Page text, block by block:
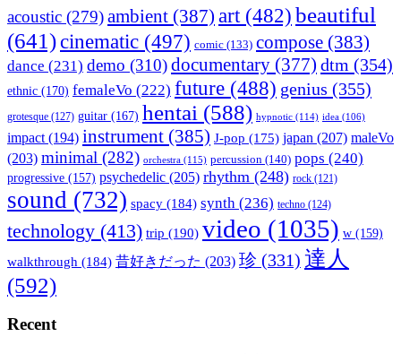
acoustic (279)ambient (387) art (482) beautiful
(641)cinematic (497) comic (133) compose (383)
dance (231) demo (310)documentary (377) dtm (354)
ethnic (170) femaleVo (222) future (488) genius (355)
grotesque (127) guitar (167) hentai (588) hypnotic (114) idea (106)
impact (194) instrument (385) J-pop (175) japan (207) maleVo
(203) minimal (282) orchestra (115) percussion (140) pops (240)
progressive (157) psychedelic (205) rhythm (248) rock (121)
sound (732) spacy (184) synth (236) techno (124)
technology (413) trip (190) video (1035) w (159)
walkthrough (184) 昔好きだった (203) 珍 (331) 達人
(592)
Recent